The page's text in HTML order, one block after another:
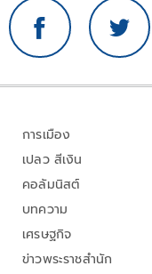
การเมือง
เปลว สีเงิน
คอลัมนิสต์
บทความ
เศรษฐกิจ
ข่าวพระราชสำนัก